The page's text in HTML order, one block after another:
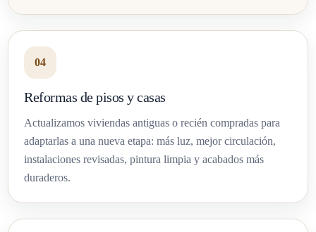
04
Reformas de pisos y casas
Actualizamos viviendas antiguas o recién compradas para
adaptarlas a una nueva etapa: más luz, mejor circulación,
instalaciones revisadas, pintura limpia y acabados más
duraderos.